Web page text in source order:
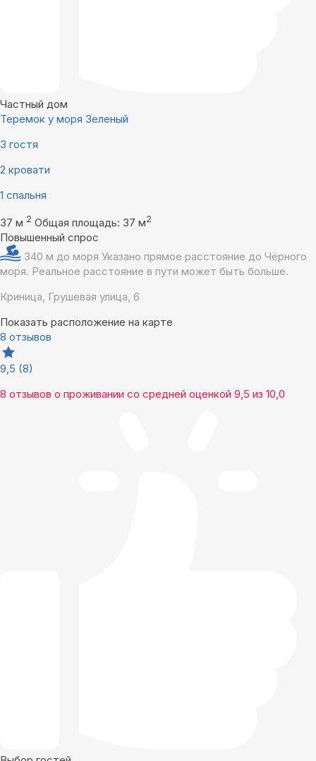
Частный дом
Теремок у моря Зеленый
3 гостя
2 кровати
1 спальня
37 м 2 Общая площадь: 37 м2
Повышенный спрос
340 м до моря Указано прямое расстояние до Чёрного
моря. Реальное расстояние в пути может быть больше.
Криница, Грушевая улица, 6
Показать расположение на карте
8 отзывов
9,5 (8)
8 отзывов о проживании со средней оценкой 9,5 из 10,0